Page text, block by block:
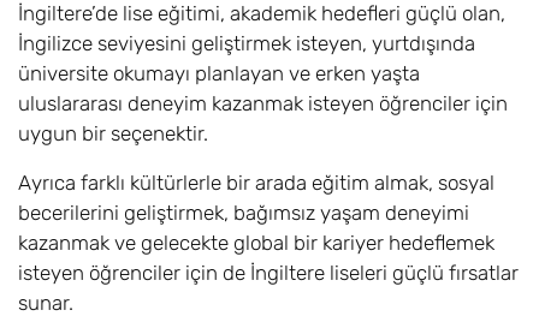
İngiltere’de lise eğitimi, akademik hedefleri güçlü olan,
İngilizce seviyesini geliştirmek isteyen, yurtdışında
üniversite okumayı planlayan ve erken yaşta
uluslararası deneyim kazanmak isteyen öğrenciler için
uygun bir seçenektir.
Ayrıca farklı kültürlerle bir arada eğitim almak, sosyal
becerilerini geliştirmek, bağımsız yaşam deneyimi
kazanmak ve gelecekte global bir kariyer hedeflemek
isteyen öğrenciler için de İngiltere liseleri güçlü fırsatlar
sunar.